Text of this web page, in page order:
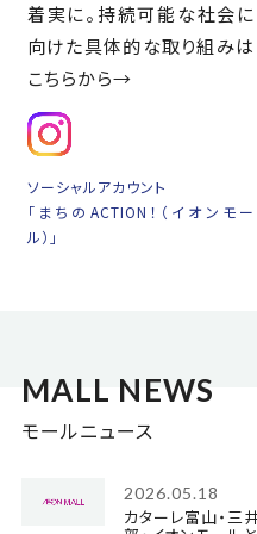
着実に。 持続可能な社会に
向けた具体的な取り組みは
こちらから→
ソーシャルアカウント
「まちのACTION！（イオンモー
ル）」
MALL NEWS
モールニュース
2026.05.18
カターレ富山・三